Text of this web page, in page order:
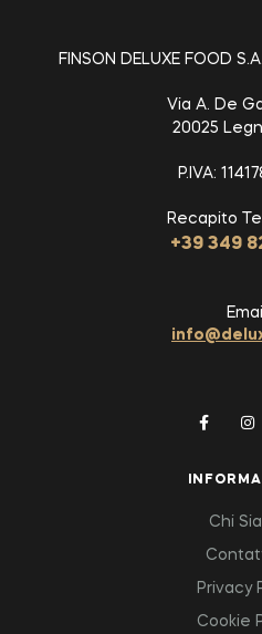
Chi
Privacy
Cookie
FINSON DELUXE FOOD
Via A. De
20025
P.IVA:
Recapito
+39 349